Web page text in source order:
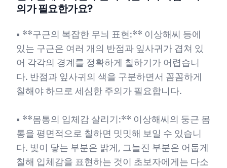
의가 필요한가요?
• **구근의 복잡한 무늬 표현:** 이상해씨 등에
있는 구근은 여러 개의 반점과 잎사귀가 겹쳐 있
어 각각의 경계를 정확하게 칠하기가 어렵습니
다. 반점과 잎사귀의 색을 구분하면서 꼼꼼하게
칠해야 하므로 세심한 주의가 필요합니다.
• **몸통의 입체감 살리기:** 이상해씨의 둥근 몸
통을 평면적으로 칠하면 밋밋해 보일 수 있습니
다. 빛이 닿는 부분은 밝게, 그늘진 부분은 어둡게
칠해 입체감을 표현하는 것이 초보자에게는 다소